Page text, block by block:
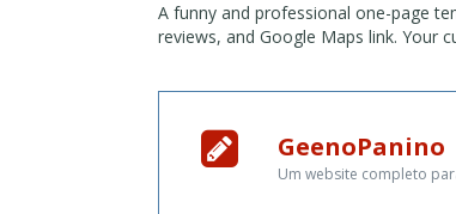
A funny and professional one-page
reviews, and Google Maps link. Your
GeenoPanino
Um website completo